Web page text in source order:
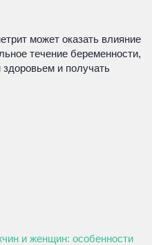
может оказать влияние
течение беременности,
и получать
и женщин: особенности